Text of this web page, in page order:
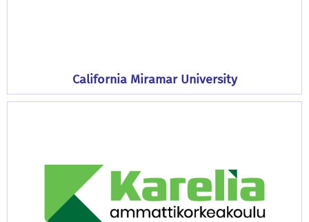
California Miramar University